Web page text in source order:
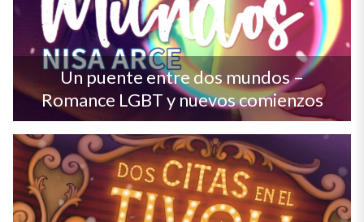
Un puente entre dos mundos –
Romance LGBT y nuevos comienzos